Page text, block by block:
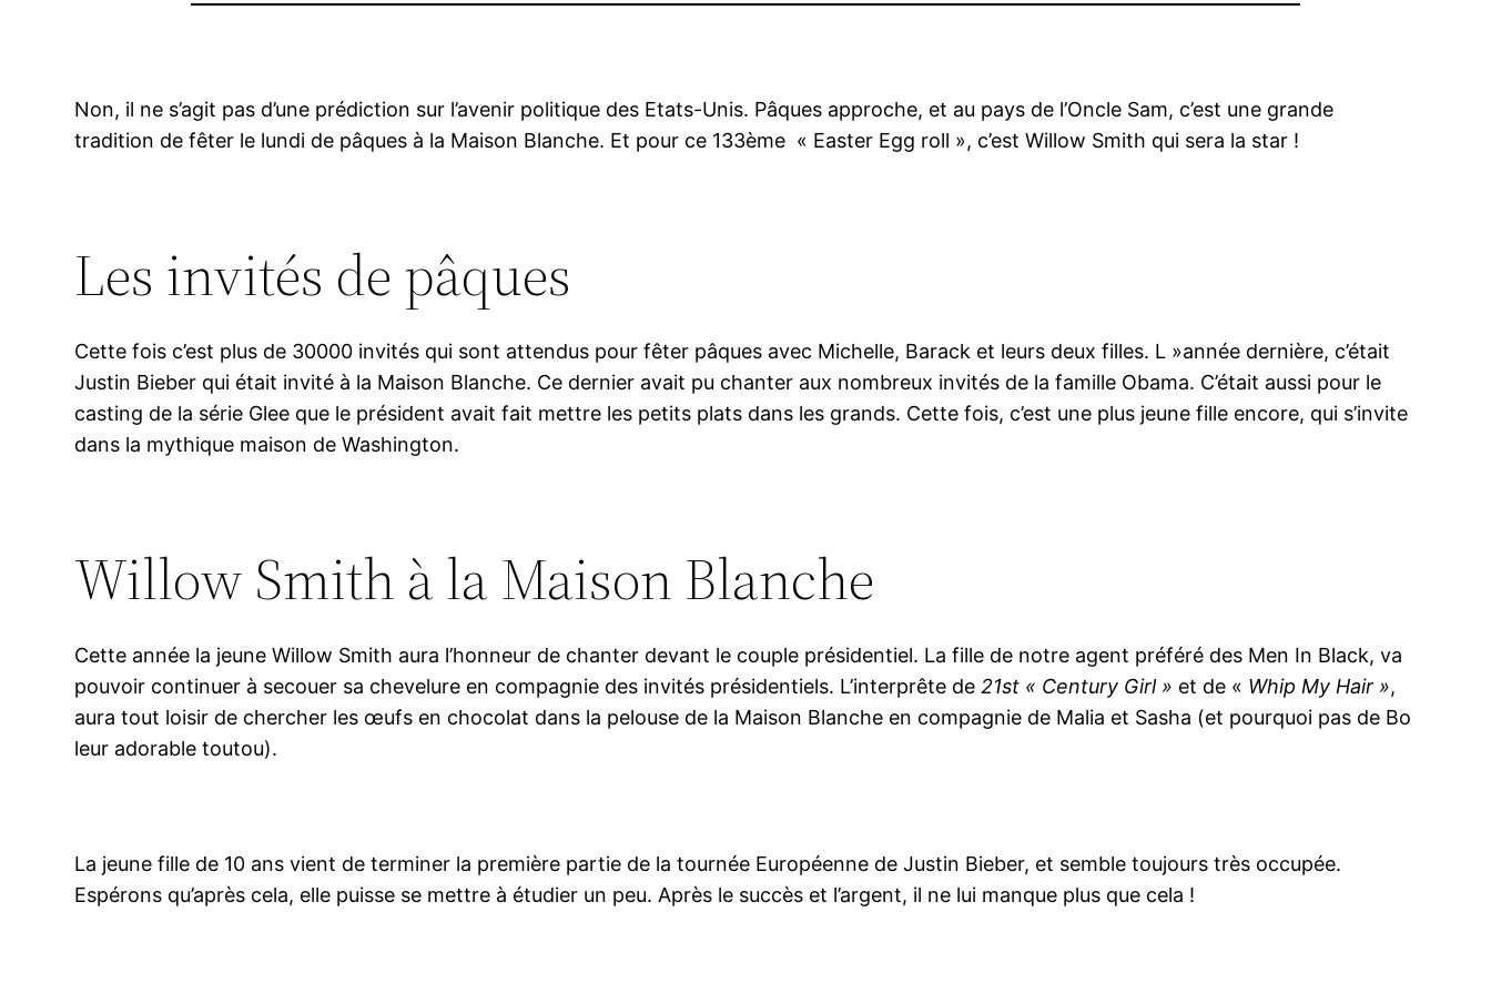
Non, il ne s’agit pas d’une prédiction sur l’avenir politique des Etats-Unis. Pâques approche, et au pays de l’Oncle Sam, c’est une grande
tradition de fêter le lundi de pâques à la Maison Blanche. Et pour ce 133ème « Easter Egg roll », c’est Willow Smith qui sera la star !
Les invités de pâques
Cette fois c’est plus de 30000 invités qui sont attendus pour fêter pâques avec Michelle, Barack et leurs deux filles. L »année dernière, c’était
Justin Bieber qui était invité à la Maison Blanche. Ce dernier avait pu chanter aux nombreux invités de la famille Obama. C’était aussi pour le
casting de la série Glee que le président avait fait mettre les petits plats dans les grands. Cette fois, c’est une plus jeune fille encore, qui s’invite
dans la mythique maison de Washington.
Willow Smith à la Maison Blanche
Cette année la jeune Willow Smith aura l’honneur de chanter devant le couple présidentiel. La fille de notre agent préféré des Men In Black, va
pouvoir continuer à secouer sa chevelure en compagnie des invités présidentiels. L’interprête de 21st « Century Girl » et de « Whip My Hair »,
aura tout loisir de chercher les œufs en chocolat dans la pelouse de la Maison Blanche en compagnie de Malia et Sasha (et pourquoi pas de Bo
leur adorable toutou).
La jeune fille de 10 ans vient de terminer la première partie de la tournée Européenne de Justin Bieber, et semble toujours très occupée.
Espérons qu’après cela, elle puisse se mettre à étudier un peu. Après le succès et l’argent, il ne lui manque plus que cela !